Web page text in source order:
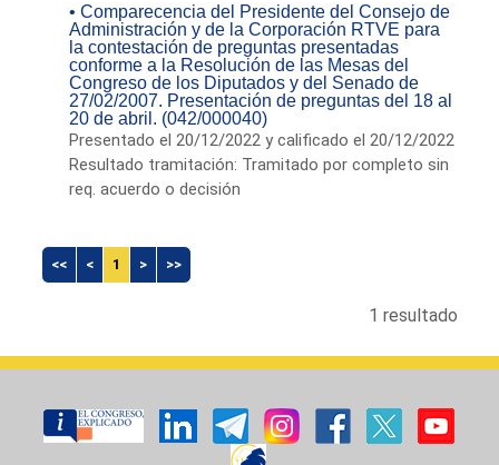
• Comparecencia del Presidente del Consejo de
Administración y de la Corporación RTVE para
la contestación de preguntas presentadas
conforme a la Resolución de las Mesas del
Congreso de los Diputados y del Senado de
27/02/2007. Presentación de preguntas del 18 al
20 de abril. (042/000040)
Presentado el 20/12/2022 y calificado el 20/12/2022
Resultado tramitación: Tramitado por completo sin
req. acuerdo o decisión
<< < 1 > >>
1 resultado